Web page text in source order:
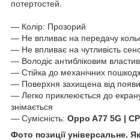
потертостей.
― Колір: Прозорий
― Не впливає на передачу
― Не впливає на чутливість
― Володіє антибліковим
― Стійка до механічних
― Поверхня захищена від появи
― Легко приклеюється до
знімається
― Сумісність: Oppo A77 5G |
Фото позиції універсальне.